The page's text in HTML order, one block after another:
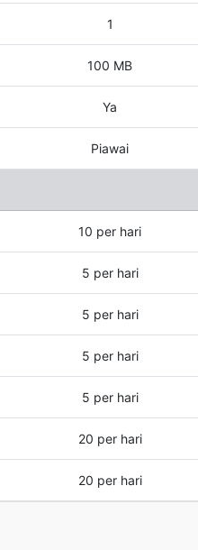
1
100 MB
Ya
Piawai
10 per hari
5 per hari
5 per hari
5 per hari
5 per hari
20 per hari
20 per hari